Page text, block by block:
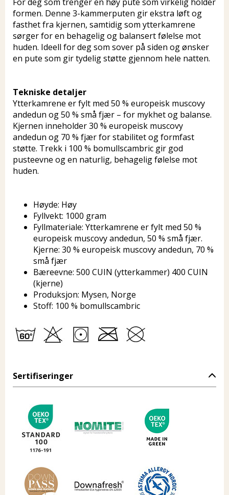
formen. Denne 3-kammerputen gir ekstra løft og
fasthet fra kjernen, samtidig som ytterkamrene
sørger for en behagelig og balansert følelse mot
huden. Ideell for deg som sover på siden og ønsker
en pute som gir tydelig støtte gjennom hele natten.
Tekniske detaljer
Ytterkamrene er fylt med 50 % europeisk muscovy
andedun og 50 % små fjær – for mykhet og balanse.
Kjernen inneholder 30 % europeisk muscovy
andedun og 70 % fjær for stabilitet og formfast
støtte. Trekk i 100 % bomullscambric gir god
pusteevne og en naturlig, behagelig følelse mot
huden.
Høyde: Høy
Fyllvekt: 1000 gram
Fyllmateriale: Ytterkamrene er fylt med 50 %
europeisk muscovy andedun, 50 % små fjær.
Kjerne: 30 % europeisk muscovy andedun, 70 %
små fjær
Bæreevne: 500 CUIN (ytterkammer) 400 CUIN
(kjerne)
Produksjon: Mysen, Norge
Stoff: 100 % bomullscambric
Sertifiseringer